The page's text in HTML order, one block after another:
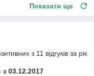
Показати ще
з 11 відгуків за рік
03.12.2017